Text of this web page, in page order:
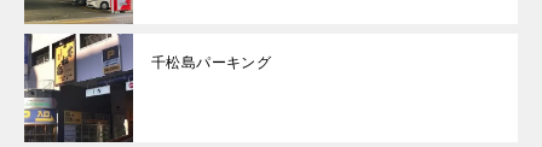
千松島パーキング